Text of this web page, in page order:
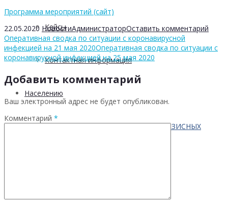
Кейсы
Контактная информация
Населению
ПО ВОПРОСАМ ПРЕОДОЛЕНИЯ КРИЗИСНЫХ
Программа мероприятий (сайт)
22.05.2020 НовостиАдминистраторОставить комментарий
Оперативная сводка по ситуации с коронавирусной
инфекцией на 21 мая 2020Оперативная сводка по ситуации с
коронавирусной инфекцией на 25 мая 2020
Добавить комментарий
Ваш электронный адрес не будет опубликован.
Комментарий *